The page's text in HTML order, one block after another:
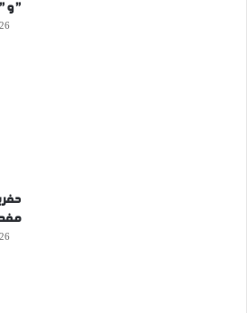
” و